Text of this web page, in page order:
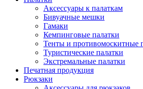
Аксессуары к палаткам
Бивуачные мешки
Гамаки
Кемпинговые палатки
Тенты и противомоскитные
Туристические палатки
Экстремальные палатки
Печатная продукция
Рюкзаки